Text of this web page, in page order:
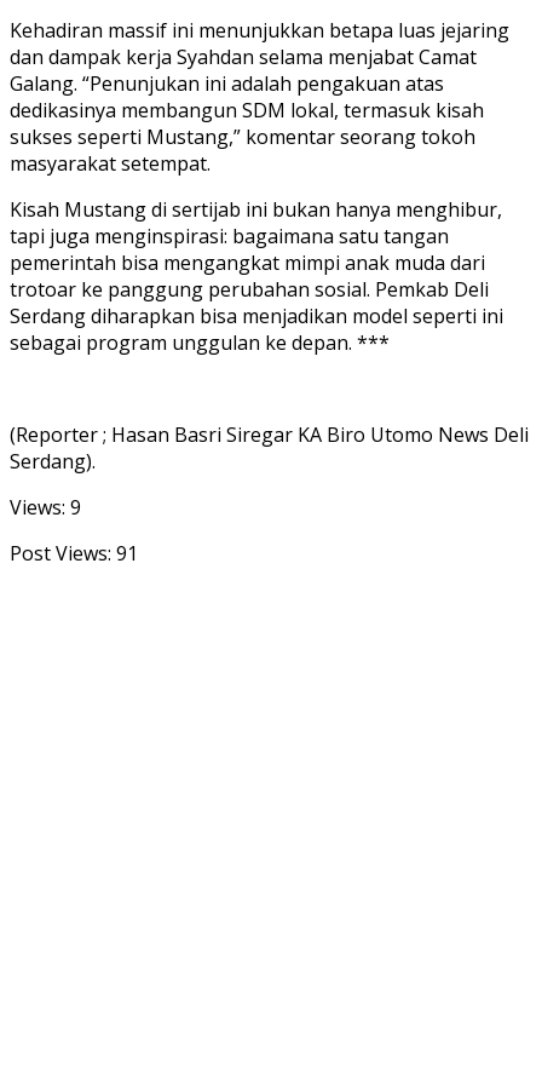
Kehadiran massif ini menunjukkan betapa luas jejaring
dan dampak kerja Syahdan selama menjabat Camat
Galang. “Penunjukan ini adalah pengakuan atas
dedikasinya membangun SDM lokal, termasuk kisah
sukses seperti Mustang,” komentar seorang tokoh
masyarakat setempat.
Kisah Mustang di sertijab ini bukan hanya menghibur,
tapi juga menginspirasi: bagaimana satu tangan
pemerintah bisa mengangkat mimpi anak muda dari
trotoar ke panggung perubahan sosial. Pemkab Deli
Serdang diharapkan bisa menjadikan model seperti ini
sebagai program unggulan ke depan. ***
(Reporter ; Hasan Basri Siregar KA Biro Utomo News Deli
Serdang).
Views: 9
Post Views: 91